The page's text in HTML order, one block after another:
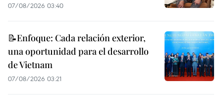
07/08/2026 03:40
📝Enfoque: Cada relación exterior,
una oportunidad para el desarrollo
de Vietnam
07/08/2026 03:21